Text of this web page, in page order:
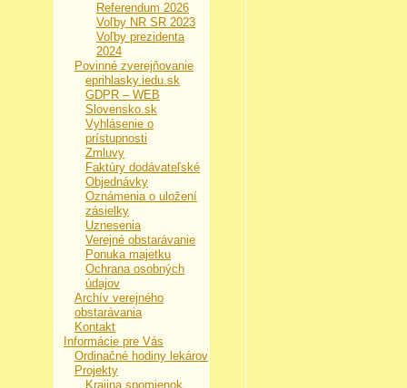
Referendum 2026
Voľby NR SR 2023
Voľby prezidenta
2024
Povinné zverejňovanie
eprihlasky.iedu.sk
GDPR – WEB
Slovensko.sk
Vyhlásenie o
prístupnosti
Zmluvy
Faktúry dodávateľské
Objednávky
Oznámenia o uložení
zásielky
Uznesenia
Verejné obstarávanie
Ponuka majetku
Ochrana osobných
údajov
Archív verejného
obstarávania
Kontakt
Informácie pre Vás
Ordinačné hodiny lekárov
Projekty
Krajina spomienok